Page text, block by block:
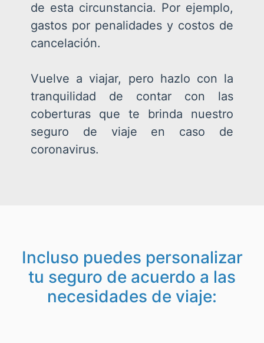
de esta circunstancia. Por ejemplo,
gastos por penalidades y costos de
cancelación.
Vuelve a viajar, pero hazlo con la
tranquilidad de contar con las
coberturas que te brinda nuestro
seguro de viaje en caso de
coronavirus.
Incluso puedes personalizar
tu seguro de acuerdo a las
necesidades de viaje: